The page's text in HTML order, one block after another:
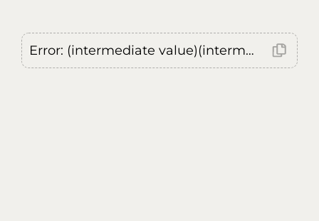
Error: (intermediate value)(intermediate value)(intermediate value).replaceAll is not a function